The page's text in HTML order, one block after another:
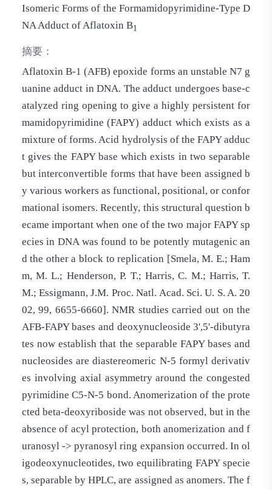
Isomeric Forms of the Formamidopyrimidine-Type D
NA Adduct of Aflatoxin B1
摘要：
Aflatoxin B-1 (AFB) epoxide forms an unstable N7 g
uanine adduct in DNA. The adduct undergoes base-c
atalyzed ring opening to give a highly persistent for
mamidopyrimidine (FAPY) adduct which exists as a
mixture of forms. Acid hydrolysis of the FAPY adduc
t gives the FAPY base which exists in two separable
but interconvertible forms that have been assigned b
y various workers as functional, positional, or confor
mational isomers. Recently, this structural question b
ecame important when one of the two major FAPY sp
ecies in DNA was found to be potently mutagenic an
d the other a block to replication [Smela, M. E.; Ham
m, M. L.; Henderson, P. T.; Harris, C. M.; Harris, T.
M.; Essigmann, J.M. Proc. Natl. Acad. Sci. U. S. A. 20
02, 99, 6655-6660]. NMR studies carried out on the
AFB-FAPY bases and deoxynucleoside 3',5'-dibutyra
tes now establish that the separable FAPY bases and
nucleosides are diastereomeric N-5 formyl derivativ
es involving axial asymmetry around the congested
pyrimidine C5-N-5 bond. Anomerization of the prote
cted beta-deoxyriboside was not observed, but in the
absence of acyl protection, both anomerization and f
uranosyl -> pyranosyl ring expansion occurred. In ol
igodeoxynucleotides, two equilibrating FAPY specie
s, separable by HPLC, are assigned as anomers. The f